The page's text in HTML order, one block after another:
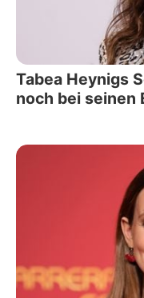
Tabea Heynigs
noch bei seinen